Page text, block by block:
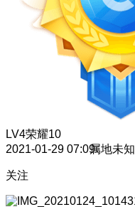
LV4荣耀10
2021-01-29 07:09属地未知
关注